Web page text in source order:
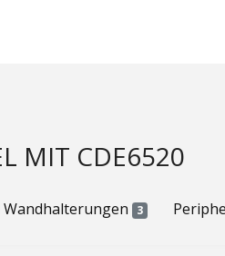
MIT CDE6520
3